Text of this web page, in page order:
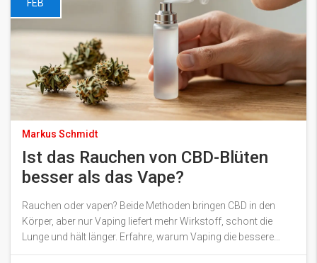
FEB
Markus Schmidt
Ist das Rauchen von CBD-Blüten
besser als das Vape?
Rauchen oder vapen? Beide Methoden bringen CBD in den
Körper, aber nur Vaping liefert mehr Wirkstoff, schont die
Lunge und hält länger. Erfahre, warum Vaping die bessere
Wahl ist - und wie du starten kannst.